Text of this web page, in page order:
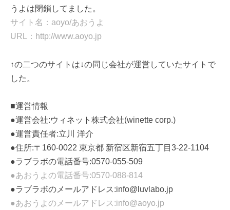
うよは閉鎖してました。
サイト名：aoyo/あおうよ
URL：http://www.aoyo.jp
↑の二つのサイトは↓の同じ会社が運営していたサイトで
した。
■運営情報
●運営会社:ウィネット株式会社(winette corp.)
●運営責任者:立川 洋介
●住所:〒160-0022 東京都 新宿区新宿五丁目3-22-1104
●ラブラボの電話番号:0570-055-509
●あおうよの電話番号:0570-088-814
●ラブラボのメールアドレス:info@luvlabo.jp
●あおうよのメールアドレス:info@aoyo.jp